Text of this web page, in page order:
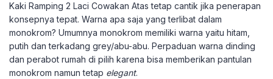
Kaki Ramping 2 Laci Cowakan Atas tetap cantik jika penerapan
konsepnya tepat. Warna apa saja yang terlibat dalam
monokrom? Umumnya monokrom memiliki warna yaitu hitam,
putih dan terkadang grey/abu-abu. Perpaduan warna dinding
dan perabot rumah di pilih karena bisa memberikan pantulan
monokrom namun tetap elegant.